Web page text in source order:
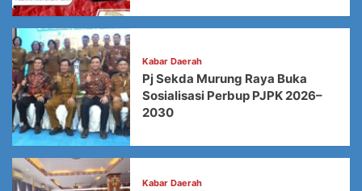
Kabar Daerah
Pj Sekda Murung Raya Buka
Sosialisasi Perbup PJPK 2026–
2030
Kabar Daerah